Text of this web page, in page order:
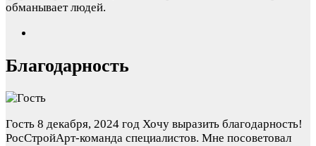
обманывает людей.
Благодарность
Гость 8 декабря, 2024 год Хочу выразить благодарность!
РосСтройАрт-команда специалистов. Мне посоветовал